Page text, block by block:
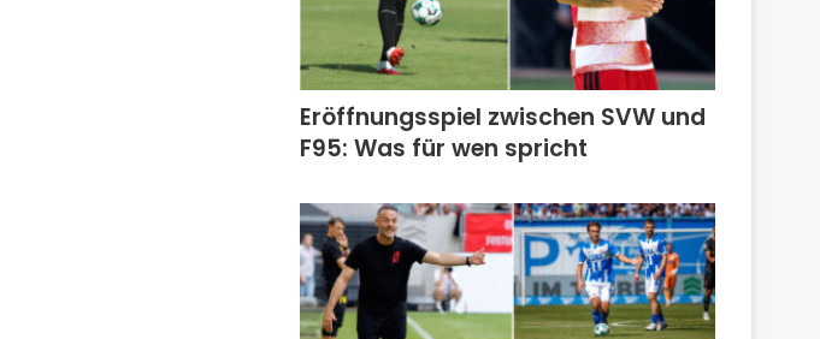
Eröffnungsspiel zwischen SVW und
F95: Was für wen spricht